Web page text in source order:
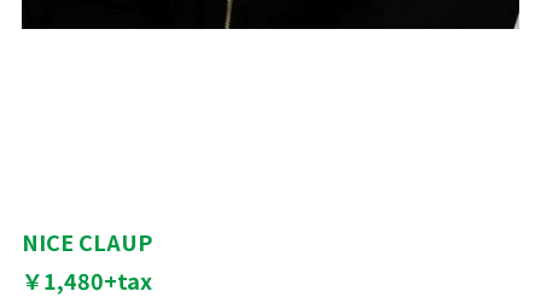
NICE CLAUP
￥1,480+tax